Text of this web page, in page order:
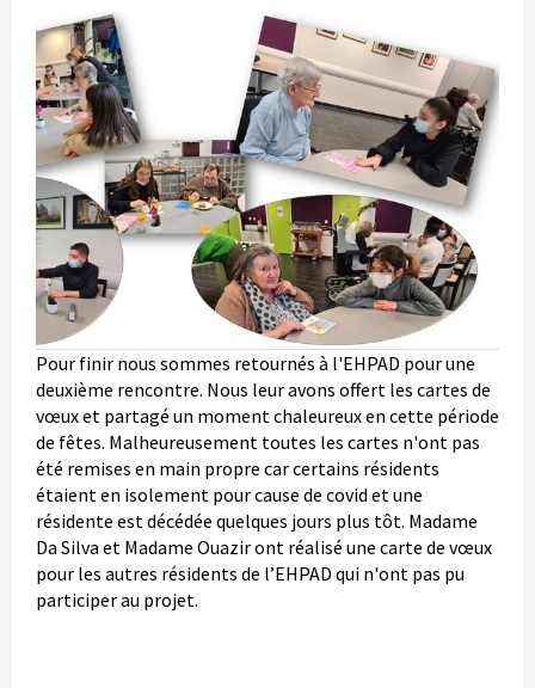
Pour finir nous sommes retournés à l'EHPAD pour une
deuxième rencontre. Nous leur avons offert les cartes de
vœux et partagé un moment chaleureux en cette période
de fêtes. Malheureusement toutes les cartes n'ont pas
été remises en main propre car certains résidents
étaient en isolement pour cause de covid et une
résidente est décédée quelques jours plus tôt. Madame
Da Silva et Madame Ouazir ont réalisé une carte de vœux
pour les autres résidents de l’EHPAD qui n'ont pas pu
participer au projet.